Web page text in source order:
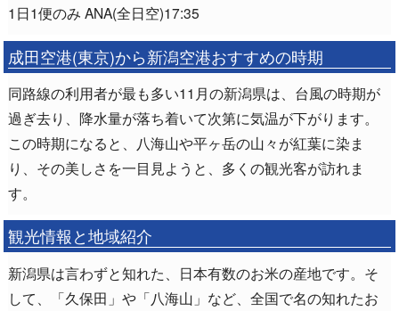
1日1便のみ ANA(全日空)17:35
成田空港(東京)から新潟空港おすすめの時期
同路線の利用者が最も多い11月の新潟県は、台風の時期が
過ぎ去り、降水量が落ち着いて次第に気温が下がります。
この時期になると、八海山や平ヶ岳の山々が紅葉に染ま
り、その美しさを一目見ようと、多くの観光客が訪れま
す。
観光情報と地域紹介
新潟県は言わずと知れた、日本有数のお米の産地です。そ
して、「久保田」や「八海山」など、全国で名の知れたお